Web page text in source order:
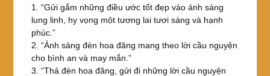
1. “Gửi gắm những điều ước tốt đẹp vào ánh sáng
lung linh, hy vọng một tương lai tươi sáng và hạnh
phúc.”
2. “Ánh sáng đèn hoa đăng mang theo lời cầu nguyện
cho bình an và may mắn.”
3. “Thả đèn hoa đăng, gửi đi những lời cầu nguyện